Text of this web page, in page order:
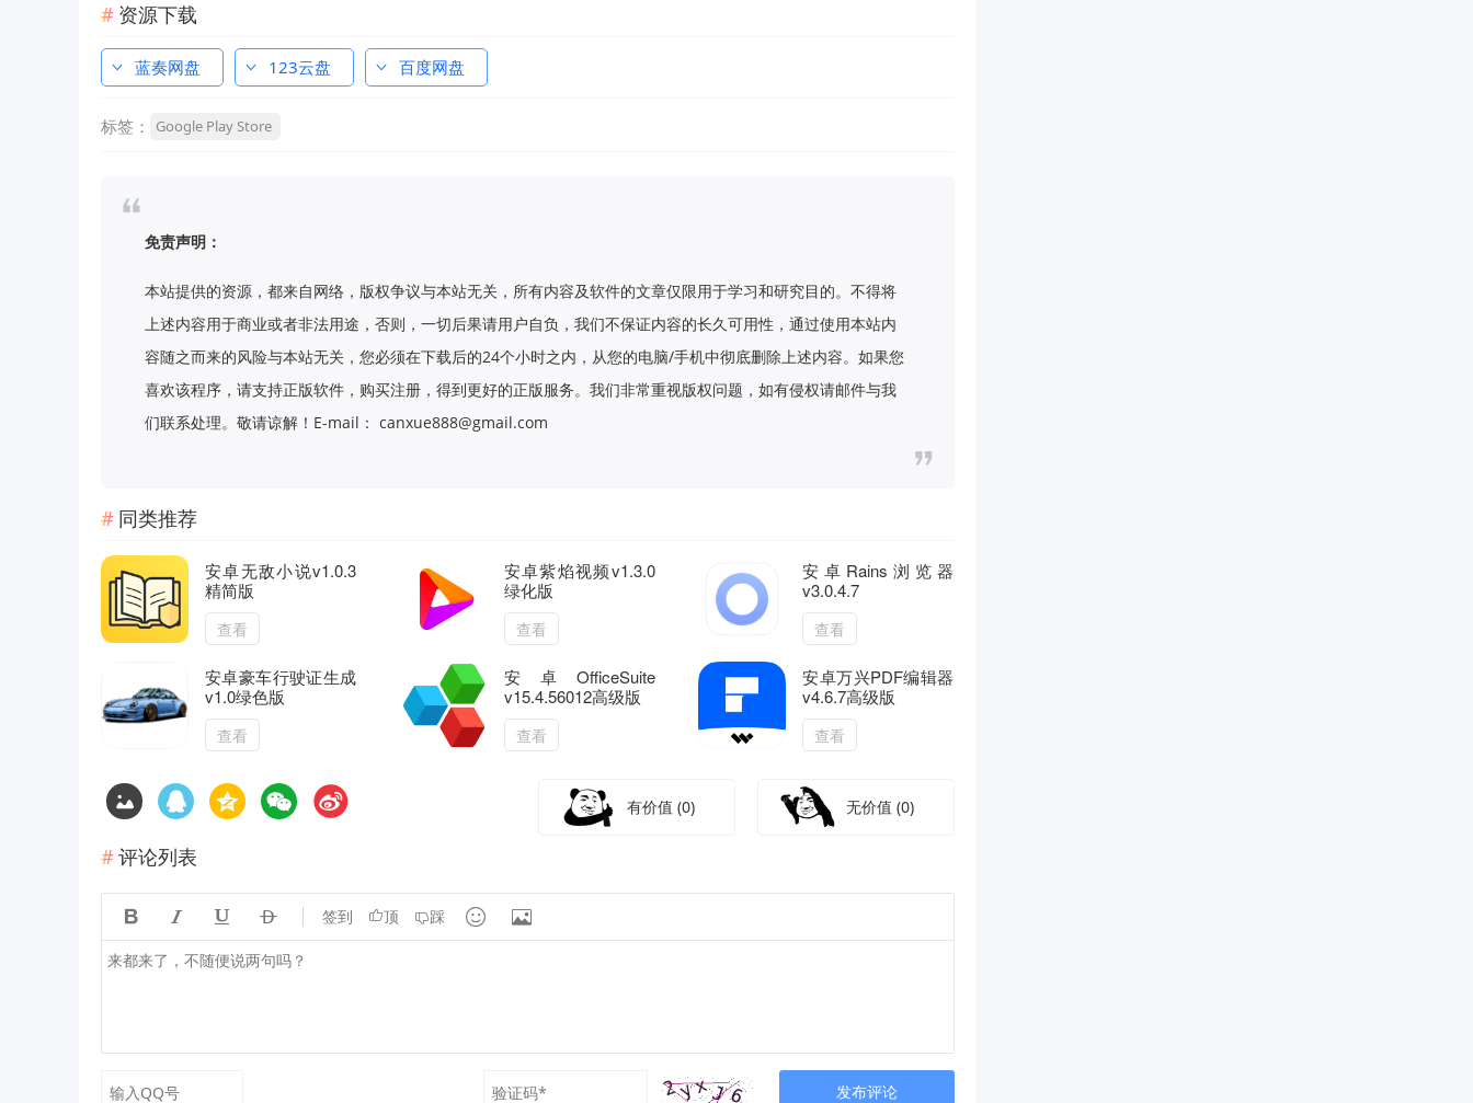
资源下载
蓝奏网盘 123云盘 百度网盘
标签： Google Play Store
免责声明：
本站提供的资源，都来自网络，版权争议与本站无关，所有内容及软件的文章仅限用于学习和研究目的。不得将
上述内容用于商业或者非法用途，否则，一切后果请用户自负，我们不保证内容的长久可用性，通过使用本站内
容随之而来的风险与本站无关，您必须在下载后的24个小时之内，从您的电脑/手机中彻底删除上述内容。如果您
喜欢该程序，请支持正版软件，购买注册，得到更好的正版服务。我们非常重视版权问题，如有侵权请邮件与我
们联系处理。敬请谅解！E-mail： canxue888@gmail.com
同类推荐
安卓无敌小说v1.0.3
精简版
查看
安卓紫焰视频v1.3.0
绿化版
查看
安卓Rains浏览器
v3.0.4.7
查看
安卓豪车行驶证生成
v1.0绿色版
查看
安卓OfficeSuite
v15.4.56012高级版
查看
安卓万兴PDF编辑器
v4.6.7高级版
查看
有价值(0) 无价值(0)
评论列表
    签到 顶 踩  
发布评论